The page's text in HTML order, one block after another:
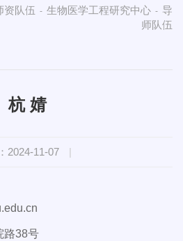
资队伍 - 生物医学工程研究中心 - 导
师队伍
杭 婧
2024-11-07 |
路38号